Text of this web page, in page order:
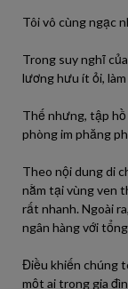
Tôi vô cùng ngạc
Trong suy nghĩ
lương hưu ít ỏi,
Thế nhưng, tập hồ
phòng im phăng
Theo nội dung di
nằm tại vùng ven
rất nhanh. Ngoài
ngân hàng với
Điều khiến chúng
một ai trong gia